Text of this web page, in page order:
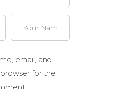
email, and
for the